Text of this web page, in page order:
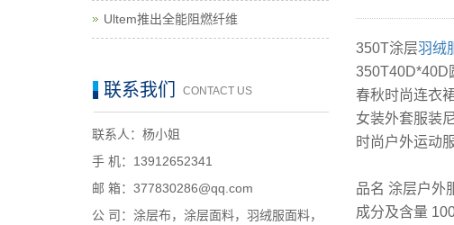
350T涂层羽绒
350T40D*40D
春秋时尚连衣
女装外套服装
时尚户外运动
品名 涂层户外
成分及含量
Ultem推出全能阻燃纤维
联系我们 CONTACT US
联系人：杨小姐
手 机：13912652341
邮 箱：377830286@qq.com
公 司：涂层布，涂层面料，羽绒服面料，